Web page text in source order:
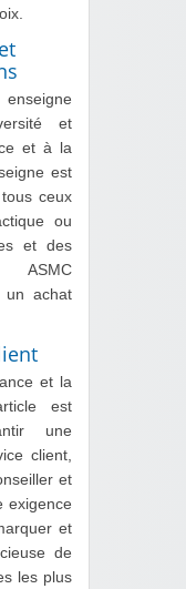
et
et à la
est
ceux
ou
et des
ASMC
un achat
et la
est
une
client,
et
exigence
et
de
les plus